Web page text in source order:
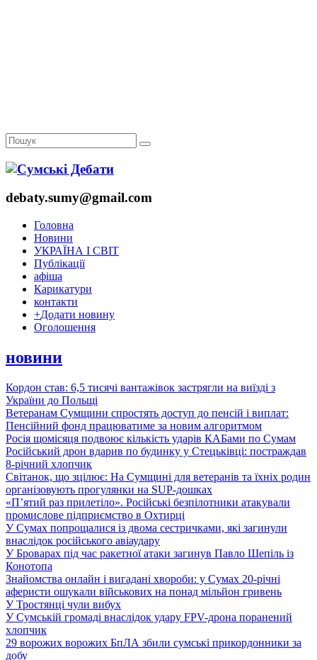
debaty.sumy@gmail.com
Головна
Новини
УКРАЇНА І СВІТ
Публікації
афіша
Карикатури
контакти
+Додати новину
Оголошення
новини
Кордон став: 6,5 тисячі вантажівок застрягли на виїзді з
України до Польщі
Ветеранам Сумщини спростять доступ до пенсій і виплат:
Пенсійний фонд працюватиме за новим алгоритмом
Росія щомісяця подвоює кількість ударів КАБами по Сумам
Російський дрон вдарив по будинку у Стецьківці: постраждав
8-річний хлопчик
Світанок, що зцілює: На Сумщині для ветеранів та їхніх родин
організовують прогулянки на SUP-дошках
«П’ятий раз прилетіло». Російські безпілотники атакували
промислове підприємство в Охтирці
У Сумах попрощалися із двома сестричками, які загинули
внаслідок російського авіаудару
У Броварах під час ракетної атаки загинув Павло Шепіль із
Конотопа
Знайомства онлайн і вигадані хвороби: у Сумах 20-річні
аферисти ошукали військових на понад мільйон гривень
У Тростянці чули вибух
У Сумській громаді внаслідок удару FPV-дрона поранений
хлопчик
29 ворожих ворожих БпЛА збили сумські прикордонники за
добу